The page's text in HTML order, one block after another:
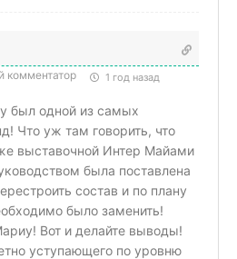
комментатор 1 год назад
был одной из самых
Что уж там говорить, что
выставочной Интер Майами
была поставлена
состав и по плану
было заменить!
Вот и делайте выводы!
уступающего по уровню